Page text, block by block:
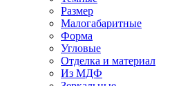
Размер
Малогабаритные
Форма
Угловые
Отделка и материал
Из МДФ